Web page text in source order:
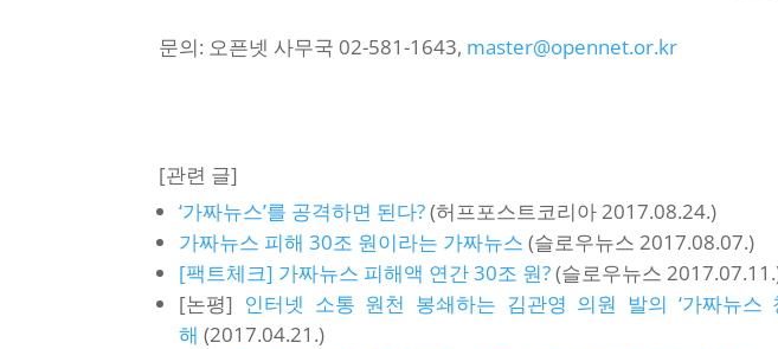
문의: 오픈넷 사무국 02-581-1643, master@opennet.or.kr
[관련 글]
‘가짜뉴스’를 공격하면 된다?(허프포스트코리아 2017.08.24.)
가짜뉴스 피해 30조 원이라는 가짜뉴스 (슬로우뉴스 2017.08.07.)
[팩트체크] 가짜뉴스 피해액 연간 30조 원?(슬로우뉴스
[논평] 인터넷 소통 원천 봉쇄하는 김관영 의원 발의 ‘가짜뉴
해 (2017.04.21.)